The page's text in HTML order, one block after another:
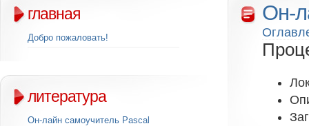
Он-
главная
Добро пожаловать!
литература
Он-лайн самоучитель Pascal